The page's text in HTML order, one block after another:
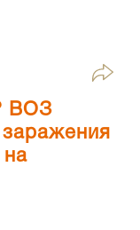
ВОЗ
на